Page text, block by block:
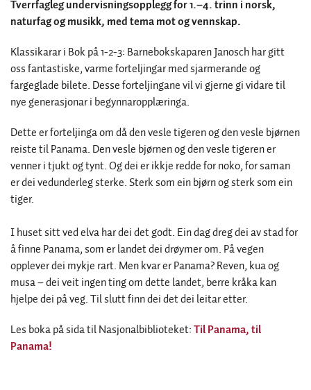
Tverrfagleg undervisningsopplegg for 1.–4. trinn i norsk,
naturfag og musikk, med tema mot og vennskap.
Klassikarar i Bok på 1-2-3: Barnebokskaparen Janosch har gitt
oss fantastiske, varme forteljingar med sjarmerande og
fargeglade bilete. Desse forteljingane vil vi gjerne gi vidare til
nye generasjonar i begynnaropplæringa.
Dette er forteljinga om då den vesle tigeren og den vesle bjørnen
reiste til Panama. Den vesle bjørnen og den vesle tigeren er
venner i tjukt og tynt. Og dei er ikkje redde for noko, for saman
er dei vedunderleg sterke. Sterk som ein bjørn og sterk som ein
tiger.
I huset sitt ved elva har dei det godt. Ein dag dreg dei av stad for
å finne Panama, som er landet dei drøymer om. På vegen
opplever dei mykje rart. Men kvar er Panama? Reven, kua og
musa – dei veit ingen ting om dette landet, berre kråka kan
hjelpe dei på veg. Til slutt finn dei det dei leitar etter.
Les boka på sida til Nasjonalbiblioteket:Til Panama, til
Panama!